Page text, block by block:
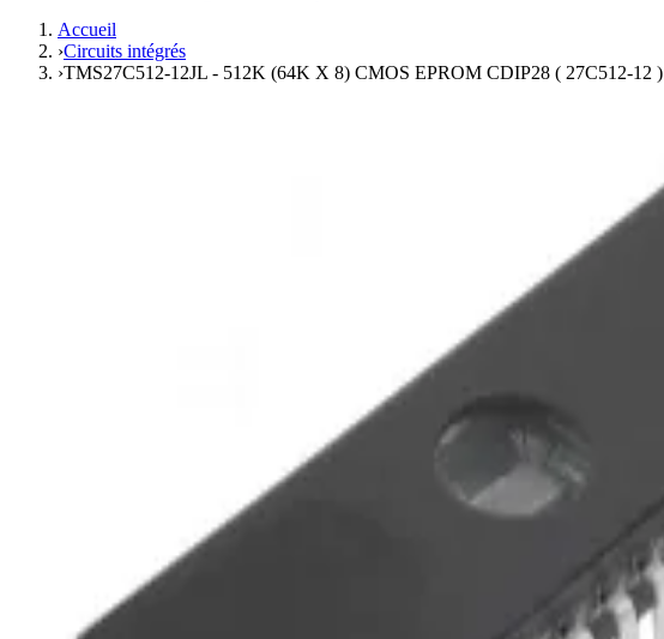
Accueil
›Circuits intégrés
›TMS27C512-12JL - 512K (64K X 8) CMOS EPROM CDIP28 ( 27C512-12 )